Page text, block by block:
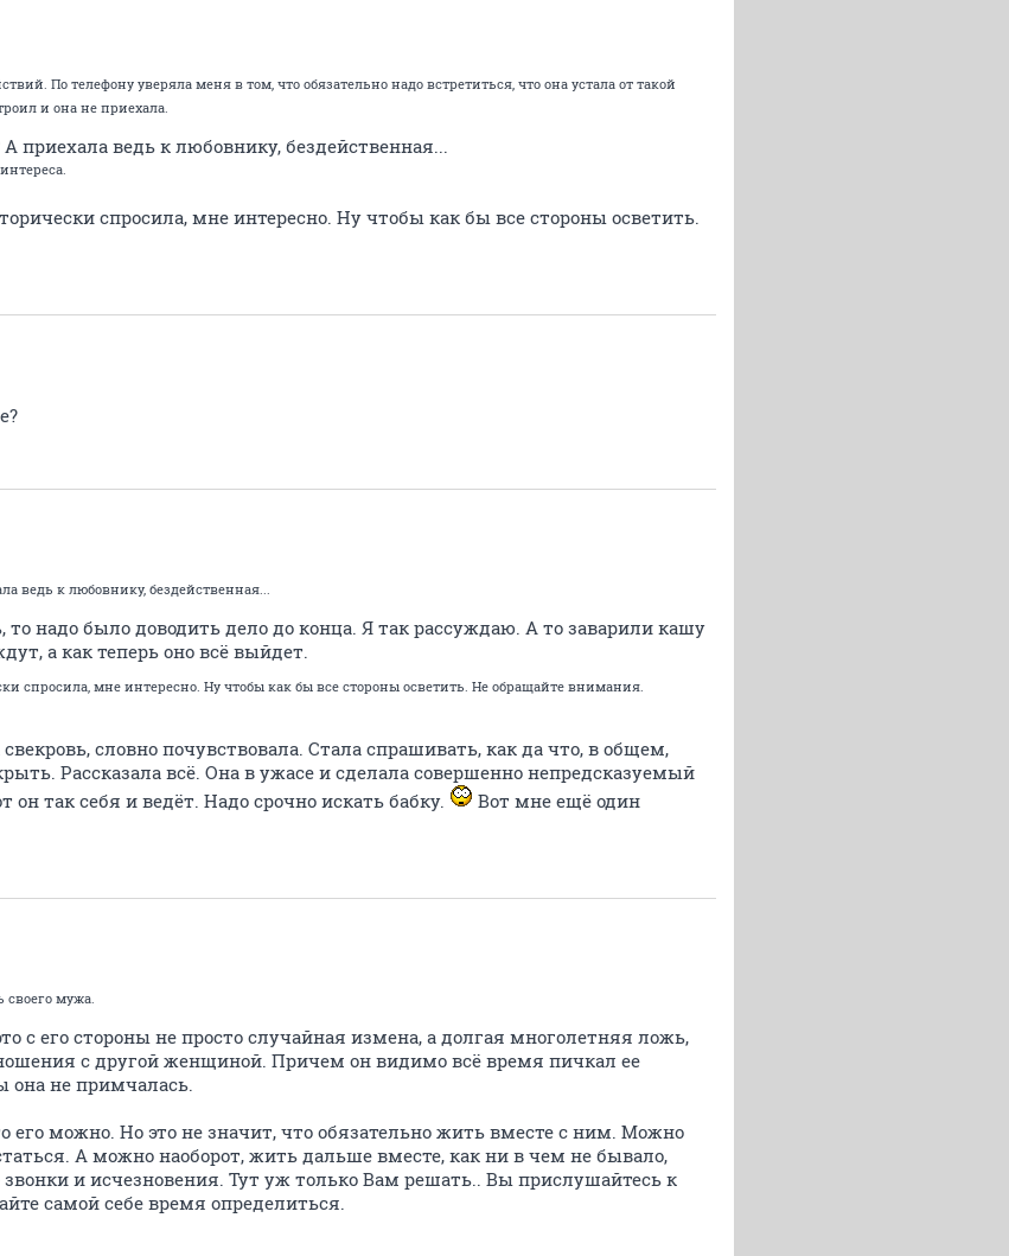
По телефону уверяла меня в том, что обязательно надо встретиться, что она устала от такой
и она не приехала.
приехала ведь к любовнику, бездейственная...
спросила, мне интересно. Ну чтобы как бы все стороны осветить.
ведь к любовнику, бездейственная...
надо было доводить дело до конца. Я так рассуждаю. А то заварили кашу
а как теперь оно всё выйдет.
спросила, мне интересно. Ну чтобы как бы все стороны осветить. Не обращайте внимания.
словно почувствовала. Стала спрашивать, как да что, в общем,
Рассказала всё. Она в ужасе и сделала совершенно непредсказуемый
он так себя и ведёт. Надо срочно искать бабку.
Вот мне ещё один
своего мужа.
с его стороны не просто случайная измена, а долгая многолетняя ложь,
с другой женщиной. Причем он видимо всё время пичкал ее
она не примчалась.
его можно. Но это не значит, что обязательно жить вместе с ним. Можно
А можно наоборот, жить дальше вместе, как ни в чем не бывало,
звонки и исчезновения. Тут уж только Вам решать.. Вы прислушайтесь к
самой себе время определиться.